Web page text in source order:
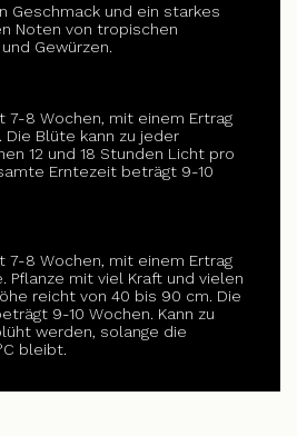
Geschmack und ein starkes
Noten von tropischen
Gewürzen.
7-8 Wochen, mit einem Ertrag
Die Blüte kann zu jeder
12 und 18 Stunden Licht pro
Erntezeit beträgt 9-10
7-8 Wochen, mit einem Ertrag
Pflanze mit viel Kraft und vielen
reicht von 40 bis 90 cm. Die
9-10 Wochen. Kann zu
werden, solange die
bleibt.